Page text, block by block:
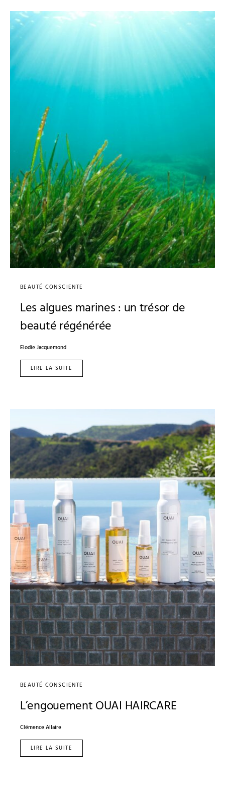
BEAUTÉ CONSCIENTE
Les algues marines : un trésor de
beauté régénérée
Elodie Jacquemond
LIRE LA SUITE
BEAUTÉ CONSCIENTE
L’engouement OUAI HAIRCARE
Clémence Allaire
LIRE LA SUITE